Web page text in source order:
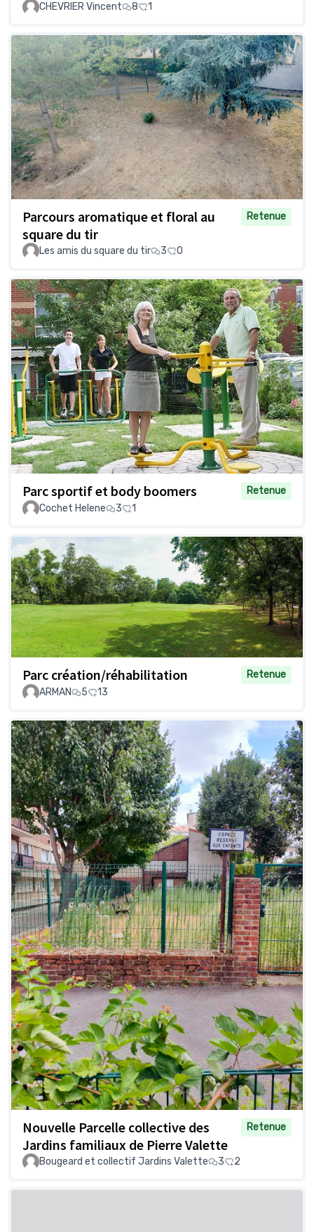
CHEVRIER Vincent 8 1
Parcours aromatique et floral au
square du tir
Retenue
Les amis du square du tir 3 0
Parc sportif et body boomers
Retenue
Cochet Helene
3 1
Parc création/réhabilitation
Retenue
ARMAN
5 13
Nouvelle Parcelle collective des
Jardins familiaux de Pierre Valette
Retenue
Bougeard et collectif Jardins Valette 3 2